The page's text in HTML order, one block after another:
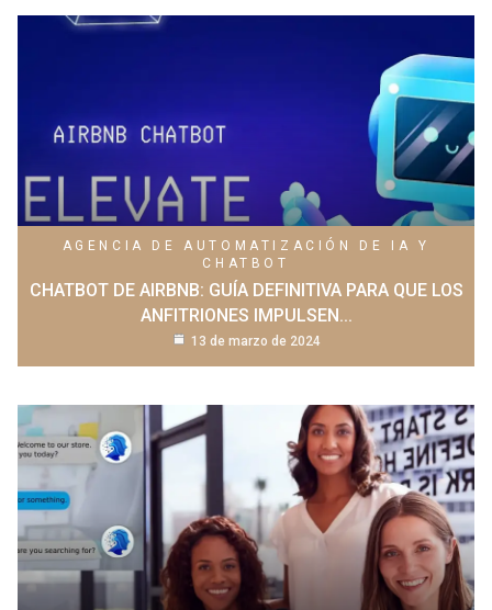
AGENCIA DE AUTOMATIZACIÓN DE IA Y
CHATBOT
CHATBOT DE AIRBNB: GUÍA DEFINITIVA PARA QUE LOS
ANFITRIONES IMPULSEN...
13 de marzo de 2024